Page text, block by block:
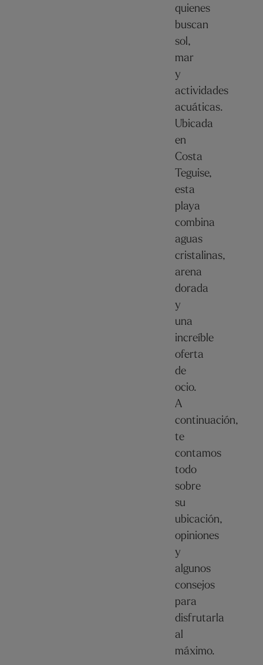
quienes
buscan
sol,
mar
y
actividades
acuáticas.
Ubicada
en
Costa
Teguise,
esta
playa
combina
aguas
cristalinas,
arena
dorada
y
una
increíble
oferta
de
ocio.
A
continuación,
te
contamos
todo
sobre
su
ubicación,
opiniones
y
algunos
consejos
para
disfrutarla
al
máximo.